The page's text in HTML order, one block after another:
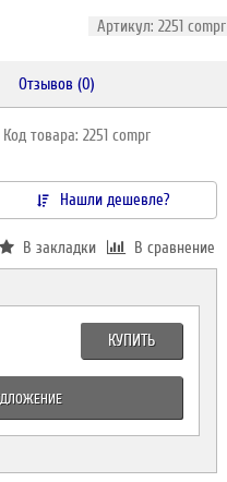
Артикул: 2251 compr
Отзывов (0)
Код товара: 2251 compr
Нашли дешевле?
В закладки В сравнение
КУПИТЬ